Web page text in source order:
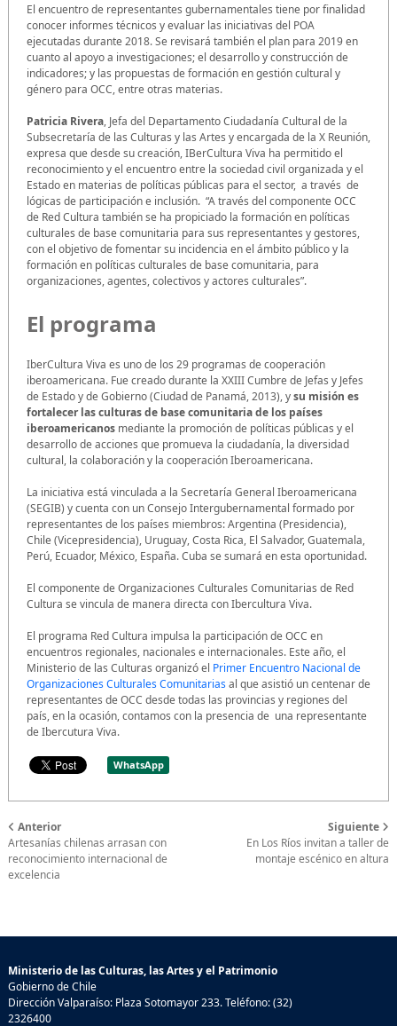
El encuentro de representantes gubernamentales tiene por finalidad
conocer informes técnicos y evaluar las iniciativas del POA
ejecutadas durante 2018. Se revisará también el plan para 2019 en
cuanto al apoyo a investigaciones; el desarrollo y construcción de
indicadores; y las propuestas de formación en gestión cultural y
género para OCC, entre otras materias.
Patricia Rivera, Jefa del Departamento Ciudadanía Cultural de la
Subsecretaría de las Culturas y las Artes y encargada de la X Reunión,
expresa que desde su creación, IBerCultura Viva ha permitido el
reconocimiento y el encuentro entre la sociedad civil organizada y el
Estado en materias de políticas públicas para el sector, a través de
lógicas de participación e inclusión. “A través del componente OCC
de Red Cultura también se ha propiciado la formación en políticas
culturales de base comunitaria para sus representantes y gestores,
con el objetivo de fomentar su incidencia en el ámbito público y la
formación en políticas culturales de base comunitaria, para
organizaciones, agentes, colectivos y actores culturales”.
El programa
IberCultura Viva es uno de los 29 programas de cooperación
iberoamericana. Fue creado durante la XXIII Cumbre de Jefas y Jefes
de Estado y de Gobierno (Ciudad de Panamá, 2013), ysu misión es
fortalecer las culturas de base comunitaria de los países
iberoamericanos mediante la promoción de políticas públicas y el
desarrollo de acciones que promueva la ciudadanía, la diversidad
cultural, la colaboración y la cooperación Iberoamericana.
La iniciativa está vinculada a la Secretaría General Iberoamericana
(SEGIB) y cuenta con un Consejo Intergubernamental formado por
representantes de los países miembros: Argentina (Presidencia),
Chile (Vicepresidencia), Uruguay, Costa Rica, El Salvador, Guatemala,
Perú, Ecuador, México, España. Cuba se sumará en esta oportunidad.
El componente de Organizaciones Culturales Comunitarias de Red
Cultura se vincula de manera directa con Ibercultura Viva.
El programa Red Cultura impulsa la participación de OCC en
encuentros regionales, nacionales e internacionales. Este año, el
Ministerio de las Culturas organizó el Primer Encuentro Nacional de
Organizaciones Culturales Comunitariasal que asistió un centenar de
representantes de OCC desde todas las provincias y regiones del
país, en la ocasión, contamos con la presencia de una representante
de Ibercutura Viva.
WhatsApp
Anterior
Artesanías chilenas arrasan con
reconocimiento internacional de
excelencia
Siguiente
En Los Ríos invitan a taller de
montaje escénico en altura
Ministerio de las Culturas, las Artes y el Patrimonio
Gobierno de Chile
Dirección Valparaíso: Plaza Sotomayor 233. Teléfono: (32)
2326400